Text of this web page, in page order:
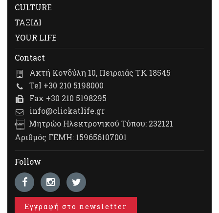
CULTURE
ΤΑΞΙΔΙ
YOUR LIFE
Contact
Ακτή Κονδύλη 10, Πειραιάς ΤΚ 18545
Tel +30 210 5198000
Fax +30 210 5198295
info@clickatlife.gr
Μητρώο Ηλεκτρονικού Τύπου: 232121
Αριθμός ΓΕΜΗ: 159656107001
Follow
Εγγραφή στο newsletter